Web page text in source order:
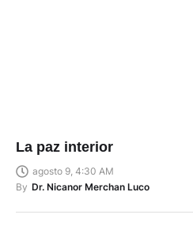
La paz interior
agosto 9, 4:30 AM
By Dr. Nicanor Merchan Luco